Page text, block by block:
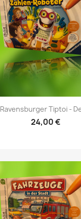
Ravensburger Tiptoi -
24,00 €